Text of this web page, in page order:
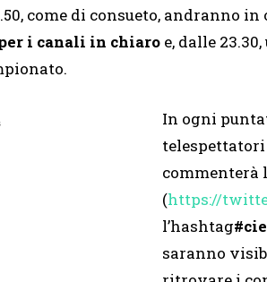
come di consueto, andranno in
i canali in chiaro e, dalle
In ogni
commenterà
(https://
l’hashtag
saranno